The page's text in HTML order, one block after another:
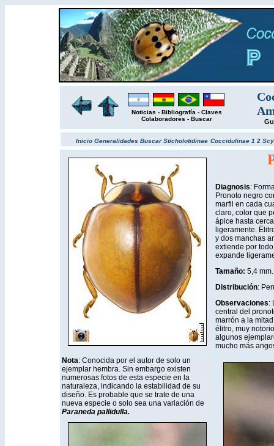
Noticias - Bibliografía - Claves
Colaboradores - Buscar
Inicio Generalidades BuscarSticholotidinae Coccidulinae 1 2
Diagnosis:
Pronoto negro
marfil en cada
claro, color que
ápice hasta
ligeramente.
y dos manchas
extiende por
expande
Tamaño: 5,4 mm.
Distribución:
Observaciones:
central del
marrón a la
élitro, muy
algunos
mucho más
Nota: Conocida por el autor de solo un
ejemplar hembra. Sin embargo existen
numerosas fotos de esta especie en la
naturaleza, indicando la estabilidad de su
diseño. Es probable que se trate de una
nueva especie o solo sea una variación de
Paraneda pallidulla.